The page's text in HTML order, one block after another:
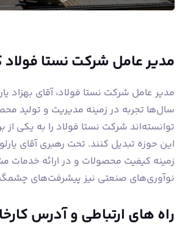
مدیر عامل شرکت نستا
مدیر عامل شرکت نستا فولاد، آقای بهزاد
سال‌ها تجربه در زمینه مدیریت و تولید
توانسته‌اند شرکت نستا فولاد را به یکی از
این حوزه تبدیل کنند. تحت رهبری آقای
زمینه کیفیت محصولات و در ارائه خدمات
نوآوری‌های صنعتی نیز پیشرفت‌های
راه های ارتباطی و آدرس